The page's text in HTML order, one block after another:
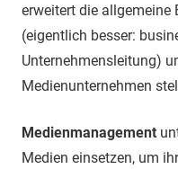
erweitert die
(eigentlich besser:
Unternehmensleitung)
Medienunternehmen
Medienmanagement
Medien einsetzen, um